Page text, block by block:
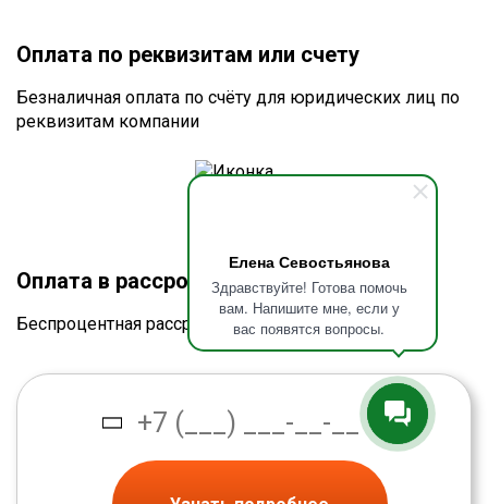
Елена Севостьянова
Здравствуйте! Готова помочь
вам. Напишите мне, если у
вас появятся вопросы.
Оплата по реквизитам или счету
Безналичная оплата по счёту для юридических лиц по
реквизитам компании
Оплата в рассрочку без процентов
Беспроцентная рассрочка от банка